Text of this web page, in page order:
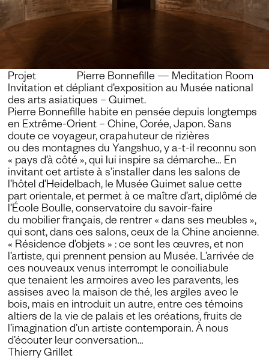
Projet Pierre Bonnefille — Meditation Room
Invitation et dépliant d’exposition au Musée national
des arts asiatiques – Guimet.
Pierre Bonnefille habite en pensée depuis longtemps
en Extrême-Orient – Chine, Corée, Japon. Sans
doute ce voyageur, crapahuteur de rizières
ou des montagnes du Yangshuo, y a-t-il reconnu son
« pays d’à côté », qui lui inspire sa démarche… En
invitant cet artiste à s’installer dans les salons de
l’hôtel d’Heidelbach, le Musée Guimet salue cette
part orientale, et permet à ce maître d’art, diplômé de
l’École Boulle, conservatoire du savoir-faire
du mobilier français, de rentrer « dansses ­meubles »,
qui sont, dans ces salons,ceux de la Chine ancienne.
« Résidence d’objets » : ce sont les ­œuvres, et non
l’artiste, qui prennent pension au Musée. L’arrivée de
ces ­nouveaux venus interrompt le conciliabule
que tenaient les armoires avec les ­paravents, les
assises avec la maison de thé, les argiles avec le
bois, mais en introduit un autre, entre ces témoins
altiers de la vie de palais et les créations, fruits de
l’imagination d’un artiste contemporain. À nous
d’écouter leur conversation…
Thierry Grillet